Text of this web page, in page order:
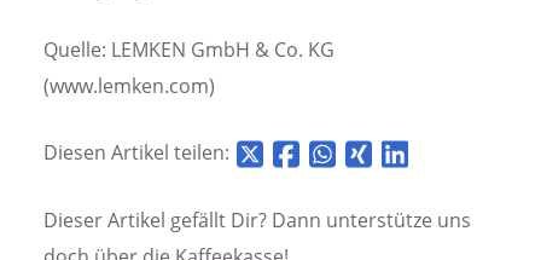
Quelle: LEMKEN GmbH & Co. KG
(www.lemken.com)
Diesen Artikel teilen:
Dieser Artikel gefällt Dir? Dann unterstütze uns